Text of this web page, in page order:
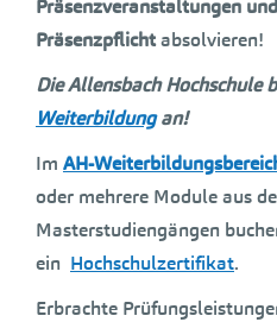
Präsenzveranstaltungen
Präsenzpflichtabsolvieren!
Die Allensbach Hochschule
Weiterbildungan!
Im AH-
oder mehrere Module aus
Masterstudiengängen
ein Hochschulzertifikat.
Erbrachte